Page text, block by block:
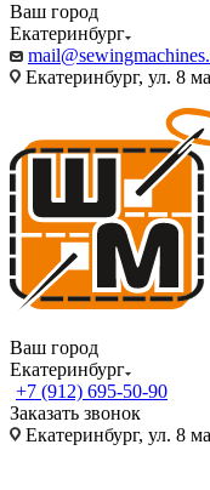
Ваш город
Екатеринбург
Екатеринбург, ул. 8
Ваш город
Екатеринбург
+7 (912) 695-50-90
Заказать звонок
Екатеринбург, ул. 8